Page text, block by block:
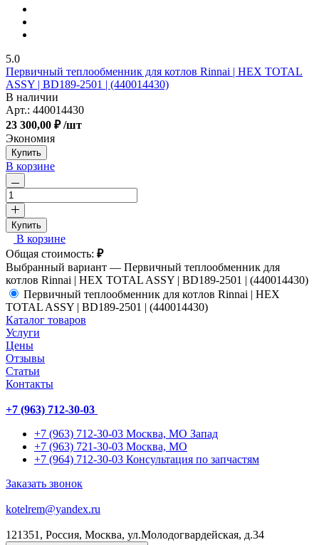
5.0
Первичный теплообменник для котлов Rinnai | HEX TOTAL
ASSY | BD189-2501 | (440014430)
В наличии
Арт.: 440014430
23 300,00 ₽/шт
Экономия
Купить
В корзине
Купить
В корзине
Общая стоимость: ₽
Выбранный вариант — Первичный теплообменник для
котлов Rinnai | HEX TOTAL ASSY | BD189-2501 | (440014430)
Первичный теплообменник для котлов Rinnai | HEX
TOTAL ASSY | BD189-2501 | (440014430)
Каталог товаров
Услуги
Цены
Отзывы
Статьи
Контакты
+7 (963) 712-30-03
+7 (963) 712-30-03 Москва, МО Запад
+7 (963) 721-30-03 Москва, МО
+7 (964) 712-30-03 Консультация по запчастям
Заказать звонок
kotelrem@yandex.ru
121351, Россия, Москва, ул.Молодогвардейская, д.34